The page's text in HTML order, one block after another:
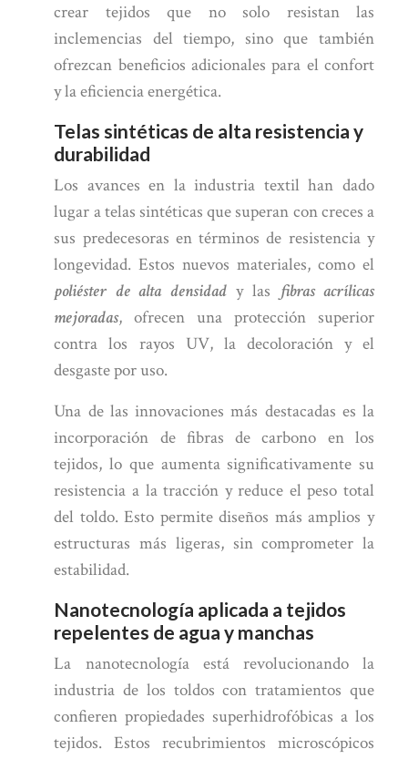
crear tejidos que no solo resistan las
inclemencias del tiempo, sino que también
ofrezcan beneficios adicionales para el confort
y la eficiencia energética.
Telas sintéticas de alta resistencia y
durabilidad
Los avances en la industria textil han dado
lugar a telas sintéticas que superan con creces a
sus predecesoras en términos de resistencia y
longevidad. Estos nuevos materiales, como el
poliéster de alta densidady las fibras acrílicas
mejoradas, ofrecen una protección superior
contra los rayos UV, la decoloración y el
desgaste por uso.
Una de las innovaciones más destacadas es la
incorporación de fibras de carbono en los
tejidos, lo que aumenta significativamente su
resistencia a la tracción y reduce el peso total
del toldo. Esto permite diseños más amplios y
estructuras más ligeras, sin comprometer la
estabilidad.
Nanotecnología aplicada a tejidos
repelentes de agua y manchas
La nanotecnología está revolucionando la
industria de los toldos con tratamientos que
confieren propiedades superhidrofóbicas a los
tejidos. Estos recubrimientos microscópicos